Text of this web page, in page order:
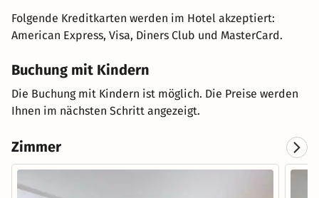
Folgende Kreditkarten werden im Hotel akzeptiert:
American Express, Visa, Diners Club und MasterCard.
Buchung mit Kindern
Die Buchung mit Kindern ist möglich. Die Preise werden
Ihnen im nächsten Schritt angezeigt.
Zimmer